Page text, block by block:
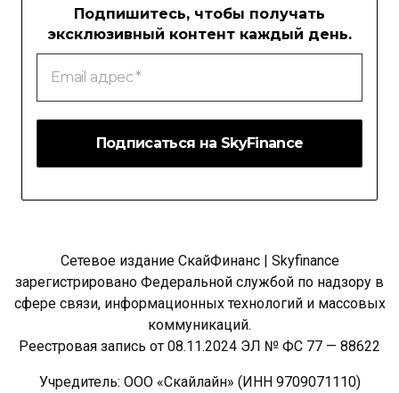
Подпишитесь, чтобы получать
эксклюзивный контент каждый день.
Email
адрес
Сетевое издание СкайФинанс | Skyfinance
зарегистрировано Федеральной службой по надзору в
сфере связи, информационных технологий и массовых
коммуникаций.
Реестровая запись от 08.11.2024 ЭЛ № ФС 77 — 88622
Учредитель: ООО «Скайлайн» (ИНН 9709071110)